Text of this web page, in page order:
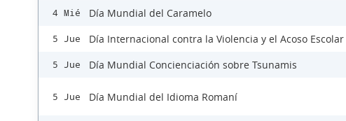
4 Mié Día Mundial del Caramelo
5 Jue Día Internacional contra la Violencia y el Acoso Escolar
5 Jue Día Mundial Concienciación sobre Tsunamis
5 Jue Día Mundial del Idioma Romaní